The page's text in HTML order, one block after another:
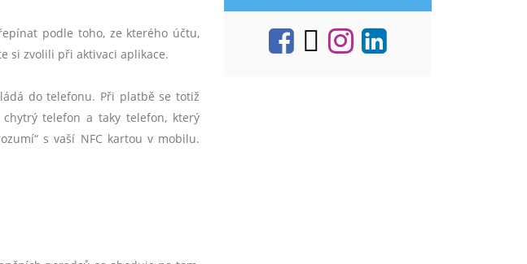
podle toho, ze kterého účtu,
si zvolili při aktivaci aplikace.
do telefonu. Při platbě se totiž
telefon a taky telefon, který
s vaší NFC kartou v mobilu.